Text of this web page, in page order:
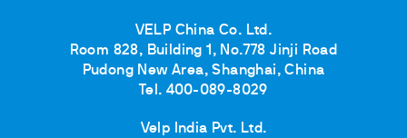
VELP China Co. Ltd.
Room 828, Building 1, No.778 Jinji Road
Pudong New Area, Shanghai, China
Tel. 400-089-8029
Velp India Pvt. Ltd.